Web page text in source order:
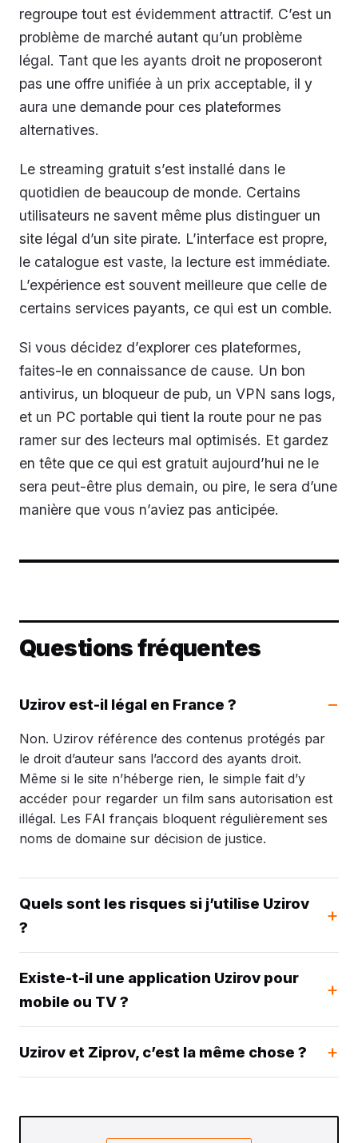
regroupe tout est évidemment attractif. C’est un
problème de marché autant qu’un problème
légal. Tant que les ayants droit ne proposeront
pas une offre unifiée à un prix acceptable, il y
aura une demande pour ces plateformes
alternatives.
Le streaming gratuit s’est installé dans le
quotidien de beaucoup de monde. Certains
utilisateurs ne savent même plus distinguer un
site légal d’un site pirate. L’interface est propre,
le catalogue est vaste, la lecture est immédiate.
L’expérience est souvent meilleure que celle de
certains services payants, ce qui est un comble.
Si vous décidez d’explorer ces plateformes,
faites-le en connaissance de cause. Un bon
antivirus, un bloqueur de pub, un VPN sans logs,
et un PC portable qui tient la route pour ne pas
ramer sur des lecteurs mal optimisés. Et gardez
en tête que ce qui est gratuit aujourd’hui ne le
sera peut-être plus demain, ou pire, le sera d’une
manière que vous n’aviez pas anticipée.
Questions fréquentes
Uzirov est-il légal en France ?
Non. Uzirov référence des contenus protégés par
le droit d’auteur sans l’accord des ayants droit.
Même si le site n’héberge rien, le simple fait d’y
accéder pour regarder un film sans autorisation est
illégal. Les FAI français bloquent régulièrement ses
noms de domaine sur décision de justice.
Quels sont les risques si j’utilise Uzirov
?
Existe-t-il une application Uzirov pour
mobile ou TV ?
Uzirov et Ziprov, c’est la même chose ?